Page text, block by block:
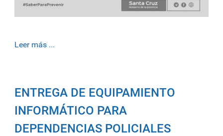
Leer más ...
ENTREGA DE EQUIPAMIENTO
INFORMÁTICO PARA
DEPENDENCIAS POLICIALES